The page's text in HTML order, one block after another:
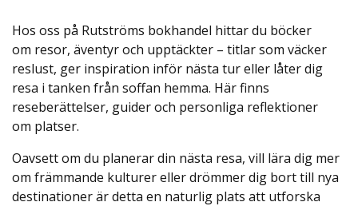
Hos oss på Rutströms bokhandel hittar du böcker
om resor, äventyr och upptäckter – titlar som väcker
reslust, ger inspiration inför nästa tur eller låter dig
resa i tanken från soffan hemma. Här finns
reseberättelser, guider och personliga reflektioner
om platser.
Oavsett om du planerar din nästa resa, vill lära dig mer
om främmande kulturer eller drömmer dig bort till nya
destinationer är detta en naturlig plats att utforska